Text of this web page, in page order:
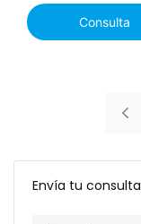
Envía tu consulta
blanco
Consulta